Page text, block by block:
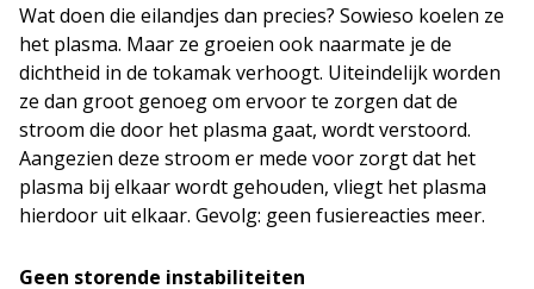
Wat doen die eilandjes dan precies? Sowieso koelen ze
het plasma. Maar ze groeien ook naarmate je de
dichtheid in de tokamak verhoogt. Uiteindelijk worden
ze dan groot genoeg om ervoor te zorgen dat de
stroom die door het plasma gaat, wordt verstoord.
Aangezien deze stroom er mede voor zorgt dat het
plasma bij elkaar wordt gehouden, vliegt het plasma
hierdoor uit elkaar. Gevolg: geen fusiereacties meer.
Geen storende instabiliteiten